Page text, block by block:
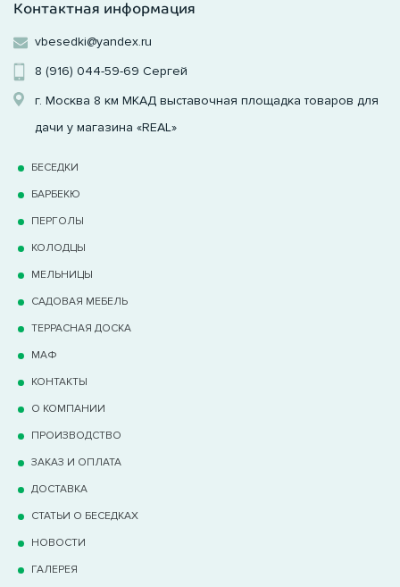
Контактная информация
vbesedki@yandex.ru
8 (916) 044-59-69 Сергей
г. Москва 8 км МКАД выставочная площадка товаров для
дачи у магазина «REAL»
БЕСЕДКИ
БАРБЕКЮ
ПЕРГОЛЫ
КОЛОДЦЫ
МЕЛЬНИЦЫ
САДОВАЯ МЕБЕЛЬ
ТЕРРАCНАЯ ДОСКА
МАФ
КОНТАКТЫ
О КОМПАНИИ
ПРОИЗВОДСТВО
ЗАКАЗ И ОПЛАТА
ДОСТАВКА
СТАТЬИ О БЕСЕДКАХ
НОВОСТИ
ГАЛЕРЕЯ